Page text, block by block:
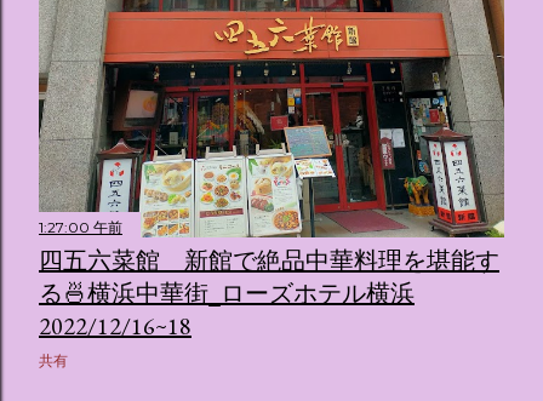
1:27:00 午前
四五六菜館 新館で絶品中華料理を堪能す
る🍜横浜中華街_ローズホテル横浜
2022/12/16~18
共有